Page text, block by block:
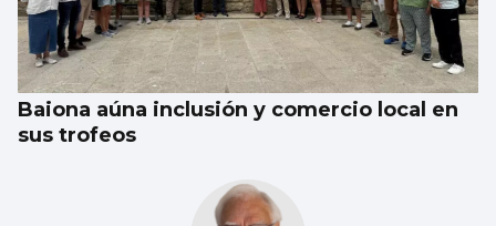
para Iván Ferreiro
Baiona aúna inclusión y comercio local en
sus trofeos